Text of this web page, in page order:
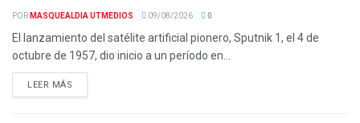
POR MASQUEALDIA UTMEDIOS 09/08/2026 0
El lanzamiento del satélite artificial pionero, Sputnik 1, el 4 de
octubre de 1957, dio inicio a un período en...
LEER MÁS